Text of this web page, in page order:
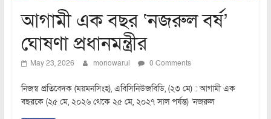
আগামী এক বছর ‘নজরুল বর্ষ’
ঘোষণা প্রধানমন্ত্রীর
May 23, 2026 monowarul 0 Comments
নিজস্ব প্রতিবেদক (ময়মনসিংহ), এবিসিনিউজবিডি, (২৩ মে) : আগামী এক
বছরকে (২৫ মে, ২০২৬ থেকে ২৫ মে, ২০২৭ সাল পর্যন্ত) ‘নজরুল